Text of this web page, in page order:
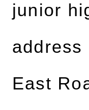
junior
address
East